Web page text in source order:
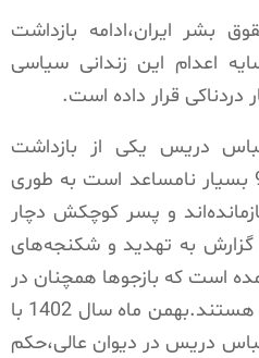
بشر ایران،ادامه بازداشت
اعدام این زندانی سیاسی
دردناکی قرار داده است.
دریس یکی از بازداشت‌
شدگان قیام خونین آبان 98 بسیار نامساعد است به طوری
و پسر کوچکش دچار
به تهدید و شکنجه‌های
است که بازجوها همچنان در
حال اعمال فشار شدید بر او هستند.بهمن ماه سال 1402 با
دریس در دیوان عالی،حکم